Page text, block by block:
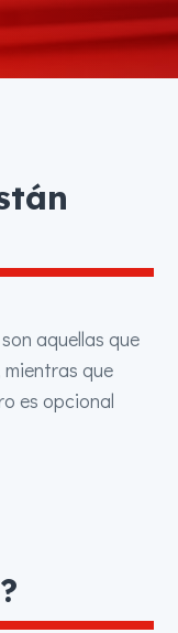
aquellas que
mientras que
es opcional